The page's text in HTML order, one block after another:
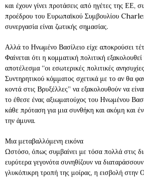
και έχουν γίνει προτάσεις από ηγέτες της ΕΕ,
προέδρου του Ευρωπαϊκού Συμβουλίου
συνεργασία είναι ζωτικής σημασίας.
Αλλά το Ηνωμένο Βασίλειο είχε αποκρούσει
Φαίνεται ότι η κομματική πολιτική
αποτέλεσμα “οι εσωτερικές πολιτικές
Συντηρητικού κόμματος σχετικά με το αν θα
κοντά στις Βρυξέλλες” να εξακολουθούν να
το έθεσε ένας αξιωματούχος του Ηνωμένου
κάθε πρόταση για μια συνθήκη και ακόμη και
την άμυνα.
Μια μεταβαλλόμενη εικόνα
Ωστόσο, όπως συμβαίνει με τόσα πολλά στις
ευρύτερα γεγονότα συνηθίζουν να
γλυκόπικρη τροπή της μοίρας, η εισβολή στην